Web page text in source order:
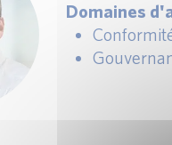
Domaines